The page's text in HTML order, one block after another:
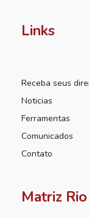
Links
Receba seus
Noticias
Ferramentas
Comunicados
Contato
Matriz Rio